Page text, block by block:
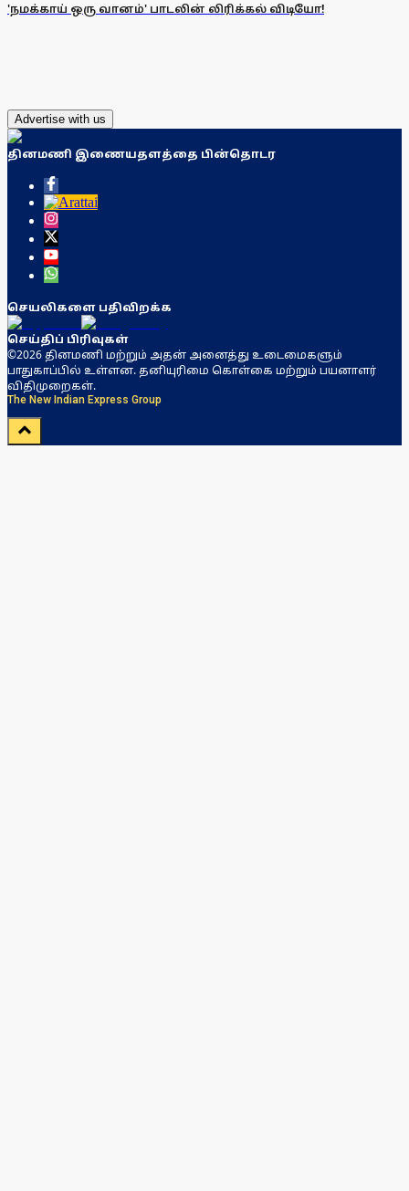
'நமக்காய் ஒரு வானம்' பாடலின் லிரிக்கல் விடியோ!
Advertise with us
தினமணி இணையதளத்தை பின்தொடர
செயலிகளை பதிவிறக்க
செய்திப் பிரிவுகள்
©2026 தினமணி மற்றும் அதன் அனைத்து உடைமைகளும்
பாதுகாப்பில் உள்ளன. தனியுரிமை கொள்கை மற்றும் பயனாளர்
விதிமுறைகள்.
The New Indian Express Group